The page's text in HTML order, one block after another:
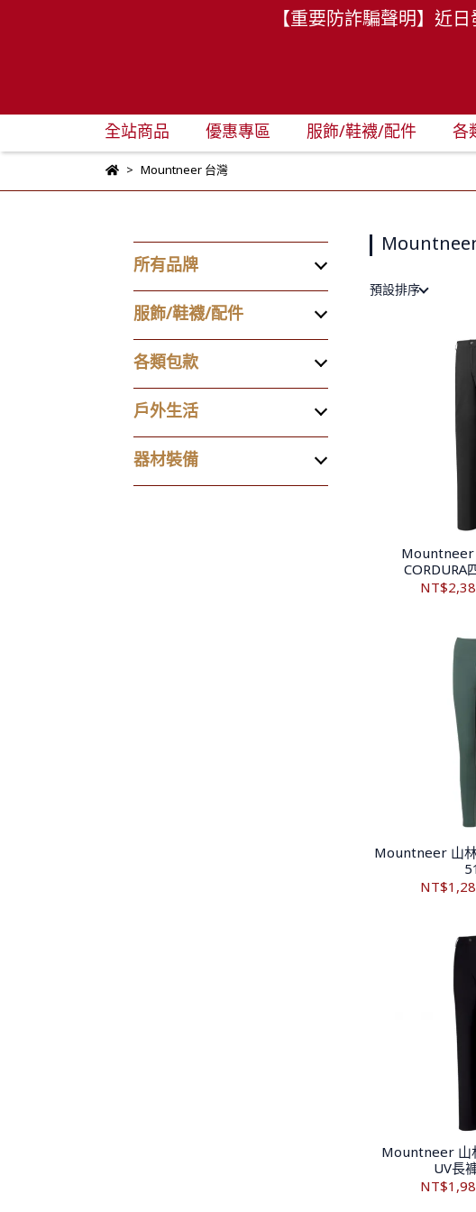
【重要防詐騙聲明】近
全站商品 優惠專區 服飾/鞋襪/配件 各
Mountneer 台灣
所有品牌
服飾/鞋襪/配件
各類包款
戶外生活
器材裝備
預設排序
Mountneer
CORDURA
Mountneer 山
Mountneer 山
UV長